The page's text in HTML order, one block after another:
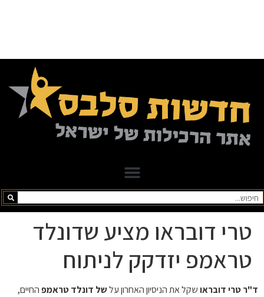
טרי דובראו מציע שדונלד
טראמפ יזדקק לניתוח
ד"ר טרי דובראושקל את הניסיון האחרון עלשל דונלד טראמפ החיים,